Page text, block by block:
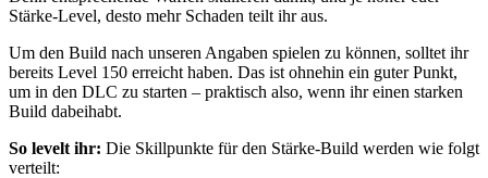
Stärke-Level, desto mehr Schaden teilt ihr aus.
Um den Build nach unseren Angaben spielen zu können, solltet ihr
bereits Level 150 erreicht haben. Das ist ohnehin ein guter Punkt,
um in den DLC zu starten – praktisch also, wenn ihr einen starken
Build dabeihabt.
So levelt ihr: Die Skillpunkte für den Stärke-Build werden wie folgt
verteilt: